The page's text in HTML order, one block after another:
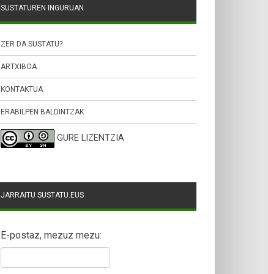
SUSTATUREN INGURUAN
ZER DA SUSTATU?
ARTXIBOA
KONTAKTUA
ERABILPEN BALDINTZAK
GURE LIZENTZIA
JARRAITU SUSTATU.EUS
E-postaz, mezuz mezu: